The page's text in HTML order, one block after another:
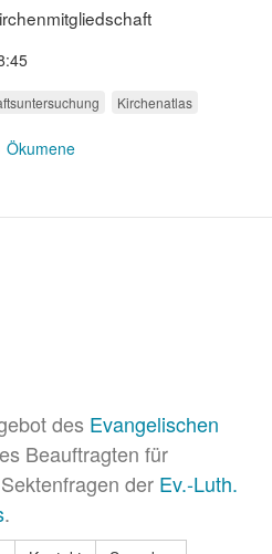
Kirchenatlas
Ökumene
des Evangelischen
Beauftragten für
der Ev.-Luth.
.